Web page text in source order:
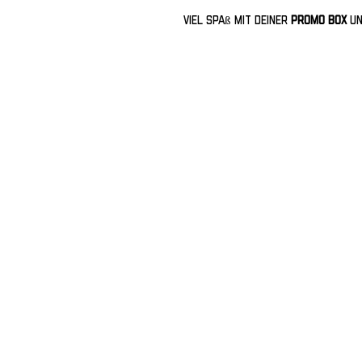
Viel Spaß mit deiner PROMO BOX